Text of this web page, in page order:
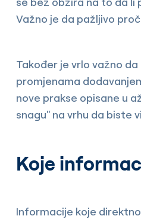
Važno je da pažljivo
Također je vrlo važno
promjenama
nove prakse opisane u
snagu" na vrhu da biste
Koje
Informacije koje